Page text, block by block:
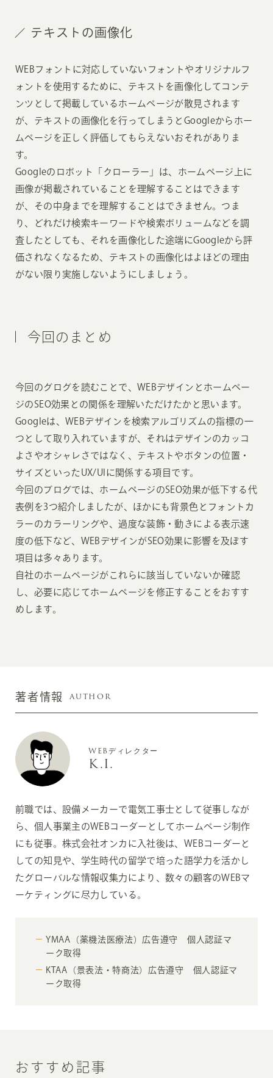
テキストの画像化
WEBフォントに対応していないフォントやオリジナルフ
ォントを使用するために、テキストを画像化してコンテ
ンツとして掲載しているホームページが散見されます
が、テキストの画像化を行ってしまうとGoogleからホー
ムページを正しく評価してもらえないおそれがありま
す。
Googleのロボット「クローラー」は、ホームページ上に
画像が掲載されていることを理解することはできます
が、その中身までを理解することはできません。つま
り、どれだけ検索キーワードや検索ボリュームなどを調
査したとしても、それを画像化した途端にGoogleから評
価されなくなるため、テキストの画像化はよほどの理由
がない限り実施しないようにしましょう。
今回のまとめ
今回のグログを読むことで、WEBデザインとホームペー
ジのSEO効果との関係を理解いただけたかと思います。
Googleは、WEBデザインを検索アルゴリズムの指標の一
つとして取り入れていますが、それはデザインのカッコ
よさやオシャレさではなく、テキストやボタンの位置・
サイズといったUX/UIに関係する項目です。
今回のブログでは、ホームページのSEO効果が低下する代
表例を3つ紹介しましたが、ほかにも背景色とフォントカ
ラーのカラーリングや、過度な装飾・動きによる表示速
度の低下など、WEBデザインがSEO効果に影響を及ぼす
項目は多々あります。
自社のホームページがこれらに該当していないか確認
し、必要に応じてホームページを修正することをおすす
めします。
著者情報 AUTHOR
WEBディレクター
K.I.
前職では、設備メーカーで電気工事士として従事しなが
ら、個人事業主のWEBコーダーとしてホームページ制作
にも従事。株式会社オンカに入社後は、WEBコーダーと
しての知見や、学生時代の留学で培った語学力を活かし
たグローバルな情報収集力により、数々の顧客のWEBマ
ーケティングに尽力している。
YMAA（薬機法医療法）広告遵守 個人認証マ
ーク取得
KTAA（景表法・特商法）広告遵守 個人認証マ
ーク取得
おすすめ記事